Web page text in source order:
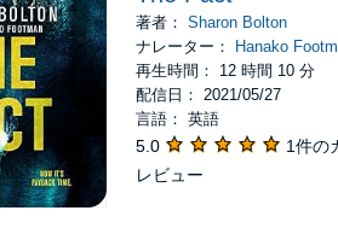
著者：Sharon Bolton
ナレーター：
Hanako
再生時間： 12 時間 10 分
配信日： 2021/05/27
言語： 英語
5.0
1件の
レビュー